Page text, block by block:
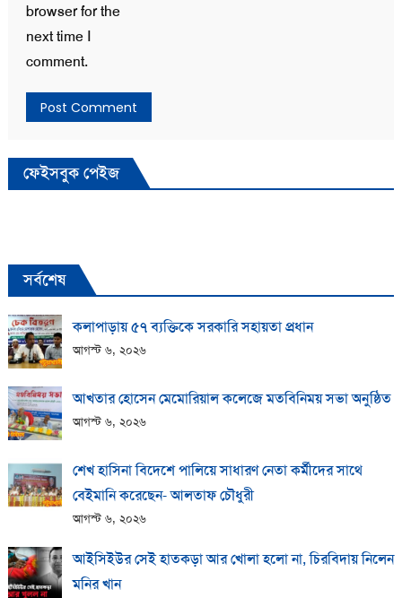
browser for the
next time I
comment.
ফেইসবুক পেইজ
সর্বশেষ
কলাপাড়ায় ​৫৭ ব্যক্তিকে সরকারি সহায়তা প্রধান
আগস্ট ৬, ২০২৬
আখতার হোসেন মেমোরিয়াল কলেজে মতবিনিময় সভা অনুষ্ঠিত
আগস্ট ৬, ২০২৬
শেখ হাসিনা বিদেশে পালিয়ে সাধারণ নেতা কর্মীদের সাথে
বেইমানি করেছেন- আলতাফ চৌধুরী
আগস্ট ৬, ২০২৬
আইসিইউর সেই হাতকড়া আর খোলা হলো না, চিরবিদায় নিলেন
মনির খান